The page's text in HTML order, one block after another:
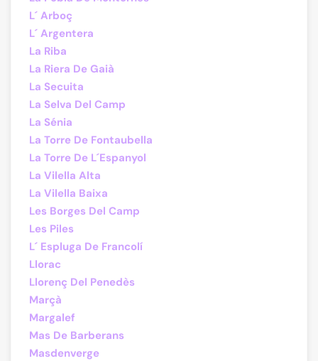
L´ Arboç
L´ Argentera
La Riba
La Riera De Gaià
La Secuita
La Selva Del Camp
La Sénia
La Torre De Fontaubella
La Torre De L´Espanyol
La Vilella Alta
La Vilella Baixa
Les Borges Del Camp
Les Piles
L´ Espluga De Francolí
Llorac
Llorenç Del Penedès
Marçà
Margalef
Mas De Barberans
Masdenverge